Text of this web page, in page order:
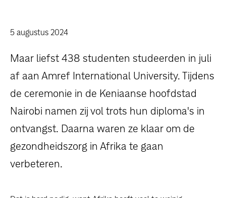
persoonlijke verhalen
voor bedrijven
contact
pers
5 augustus 2024
Maar liefst 438 studenten studeerden in juli
af aan Amref International University. Tijdens
de ceremonie in de Keniaanse hoofdstad
Nairobi namen zij vol trots hun diploma's in
ontvangst. Daarna waren ze klaar om de
gezondheidszorg in Afrika te gaan
verbeteren.